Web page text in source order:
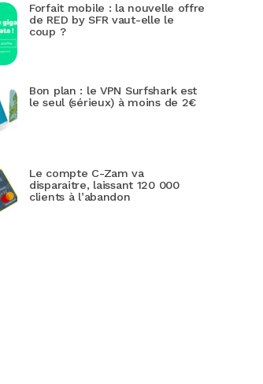
Forfait mobile : la nouvelle offre
de RED by SFR vaut-elle le
coup ?
Bon plan : le VPN Surfshark est
le seul (sérieux) à moins de 2€
Le compte C-Zam va
disparaitre, laissant 120 000
clients à l’abandon